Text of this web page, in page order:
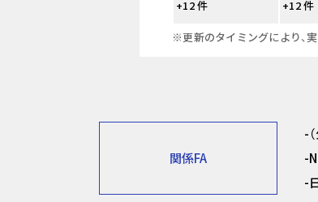
+12 件 +12 件
※更新のタイミングにより、
関係FA